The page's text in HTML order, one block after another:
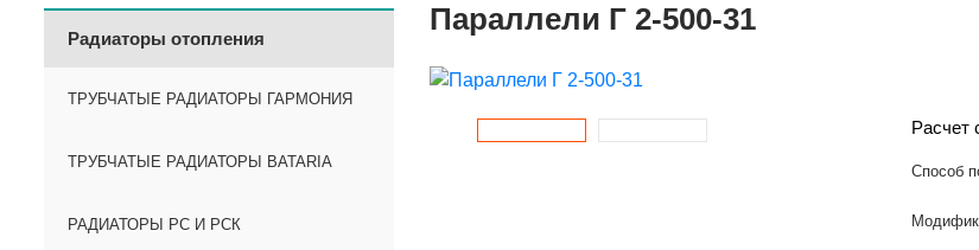
Радиаторы отопления
ТРУБЧАТЫЕ РАДИАТОРЫ ГАРМОНИЯ
ТРУБЧАТЫЕ РАДИАТОРЫ BATARIA
РАДИАТОРЫ РС И РСК
Параллели Г 2-500-31
Расчет
Способ